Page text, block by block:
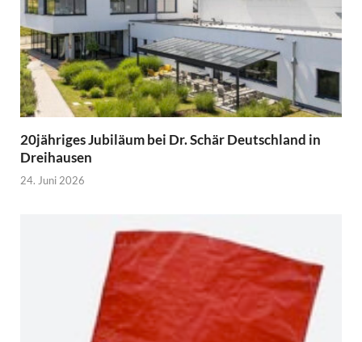
20jähriges Jubiläum bei Dr. Schär Deutschland in
Dreihausen
24. Juni 2026